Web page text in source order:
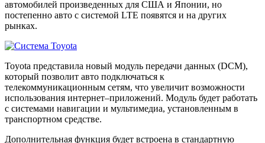
автомобилей произведенных для США и Японии, но
постепенно авто с системой LTE появятся и на других
рынках.
Toyota представила новый модуль передачи данных (DCM),
который позволит авто подключаться к
телекоммуникационным сетям, что увеличит возможности
использования интернет–приложений. Модуль будет работать
с системами навигации и мультимедиа, установленным в
транспортном средстве.
Дополнительная функция будет встроена в стандартную